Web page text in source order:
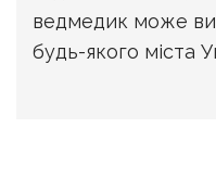
ведмедик може
будь-якого міста